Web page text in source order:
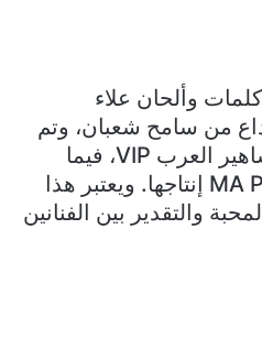
وألحان علاء
من سامح شعبان، وتم
تسجيلها في استوديو مشاهير العرب VIP، فيما
تولّت شركة MA Production إنتاجها. ويعتبر هذا
والتقدير بين الفنانين